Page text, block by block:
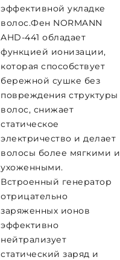
эффективной укладке
волос.Фен NORMANN
AHD-441 обладает
функцией ионизации,
которая способствует
бережной сушке без
повреждения структуры
волос, снижает
статическое
электричество и делает
волосы более мягкими и
ухоженными.
Встроенный генератор
отрицательно
заряженных ионов
эффективно
нейтрализует
статический заряд и